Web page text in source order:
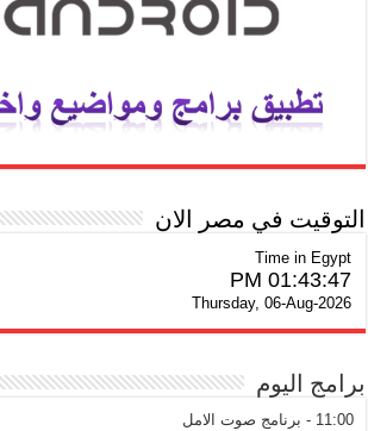
التوقيت في مصر الان
Time in Egypt
01:43:48 PM
Thursday, 06-Aug-2026
برامج اليوم
11:00 - برنامج صوت الامل